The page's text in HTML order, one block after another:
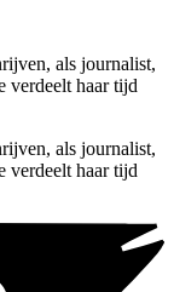
als journalist,
verdeelt haar tijd
als journalist,
verdeelt haar tijd